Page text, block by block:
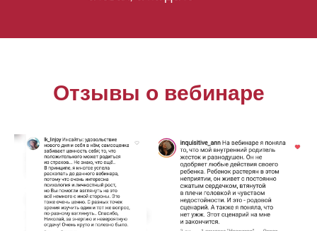
Отзывы о вебинаре